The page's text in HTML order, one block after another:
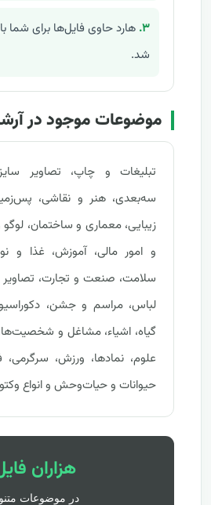
۳. هارد حاوی فایل‌ها برای شما
شد.
موضوعات موجود در
تبلیغات و چاپ، تصاویر
سه‌بعدی، هنر و نقاشی،
زیبایی، معماری و ساختمان،
و امور مالی، آموزش، غذا و
سلامت، صنعت و تجارت، تصاویر
لباس، مراسم و جشن،
گیاه، اشیاء، مشاغل و شخصیت‌ها،
علوم، نمادها، ورزش، سرگرمی،
حیوانات و حیات‌وحش و انواع
هزاران
در موضوعات